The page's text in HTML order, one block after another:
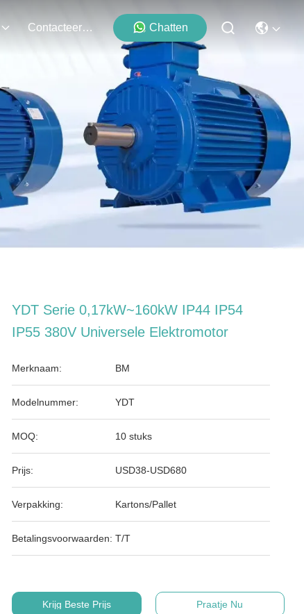
Contacteer Ons Chatten
YDT Serie 0,17kW~160kW IP44 IP54
IP55 380V Universele Elektromotor
Merknaam: BM
Modelnummer: YDT
MOQ: 10 stuks
Prijs: USD38-USD680
Verpakking: Kartons/Pallet
Betalingsvoorwaarden: T/T
Krijg Beste Prijs Praatje Nu